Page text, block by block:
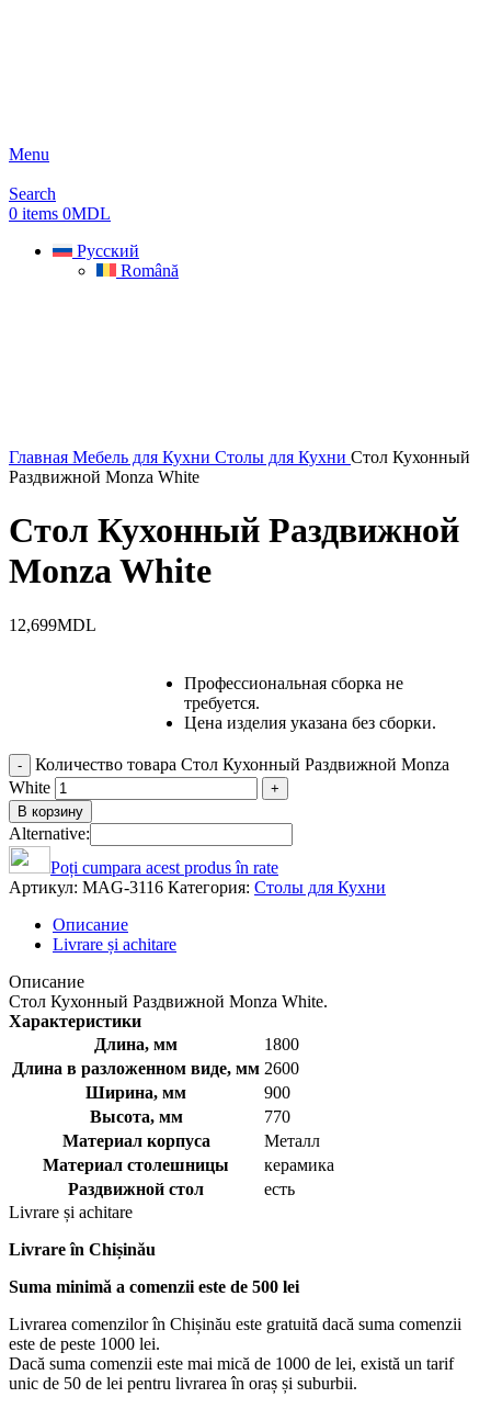
Menu
Search
0 items 0MDL
Русский
Română
Главная Мебель для Кухни Столы для Кухни Стол Кухонный
Раздвижной Monza White
Стол Кухонный Раздвижной
Monza White
12,699MDL
Профессиональная сборка не
требуется.
Цена изделия указана без сборки.
Количество товара Стол Кухонный Раздвижной Monza
White
В корзину
Alternative:
Poți cumpara acest produs în rate
Артикул: MAG-3116 Категория: Столы для Кухни
Описание
Livrare și achitare
Описание
Стол Кухонный Раздвижной Monza White.
Характеристики
Длина, мм
1800
Длина в разложенном виде, мм 2600
Ширина, мм
900
Высота, мм
770
Материал корпуса
Металл
Материал столешницы
керамика
Раздвижной стол
есть
Livrare și achitare
Livrareîn Chișinău
Suma minimă a comenzii este de 500 lei
Livrarea comenzilor în Chișinău este gratuită dacă suma comenzii
este de peste 1000 lei.
Dacă suma comenzii este mai mică de 1000 de lei, există un tarif
unic de 50 de lei pentru livrarea în oraș și suburbii.